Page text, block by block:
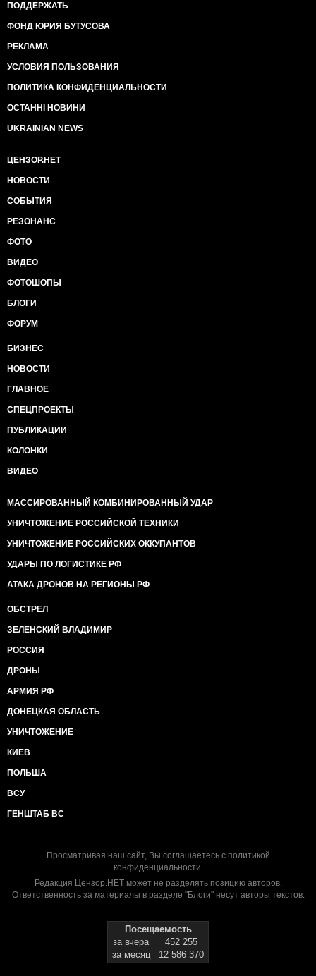
ПОДДЕРЖАТЬ
ФОНД ЮРИЯ БУТУСОВА
РЕКЛАМА
УСЛОВИЯ ПОЛЬЗОВАНИЯ
ПОЛИТИКА КОНФИДЕНЦИАЛЬНОСТИ
ОСТАННІ НОВИНИ
UKRAINIAN NEWS
ЦЕНЗОР.НЕТ
НОВОСТИ
СОБЫТИЯ
РЕЗОНАНС
ФОТО
ВИДЕО
ФОТОШОПЫ
БЛОГИ
ФОРУМ
БИЗНЕС
НОВОСТИ
ГЛАВНОЕ
СПЕЦПРОЕКТЫ
ПУБЛИКАЦИИ
КОЛОНКИ
ВИДЕО
МАССИРОВАННЫЙ КОМБИНИРОВАННЫЙ УДАР
УНИЧТОЖЕНИЕ РОССИЙСКОЙ ТЕХНИКИ
УНИЧТОЖЕНИЕ РОССИЙСКИХ ОККУПАНТОВ
УДАРЫ ПО ЛОГИСТИКЕ РФ
АТАКА ДРОНОВ НА РЕГИОНЫ РФ
ОБСТРЕЛ
ЗЕЛЕНСКИЙ ВЛАДИМИР
РОССИЯ
ДРОНЫ
АРМИЯ РФ
ДОНЕЦКАЯ ОБЛАСТЬ
УНИЧТОЖЕНИЕ
КИЕВ
ПОЛЬША
ВСУ
ГЕНШТАБ ВС
Просматривая наш сайт, Вы соглашаетесь с политикой
конфиденциальности.
Редакция Цензор.НЕТ может не разделять позицию авторов.
Ответственность за материалы в разделе "Блоги" несут авторы текстов.
Посещаемость
за вчера
452 255
за месяц
12 586 370